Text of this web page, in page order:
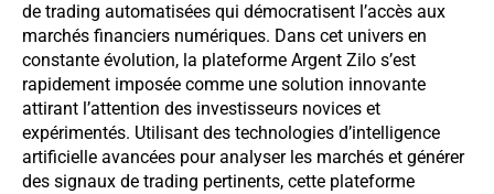
de trading automatisées qui démocratisent l’accès aux
marchés financiers numériques. Dans cet univers en
constante évolution, la plateforme Argent Zilo s’est
rapidement imposée comme une solution innovante
attirant l’attention des investisseurs novices et
expérimentés. Utilisant des technologies d’intelligence
artificielle avancées pour analyser les marchés et générer
des signaux de trading pertinents, cette plateforme